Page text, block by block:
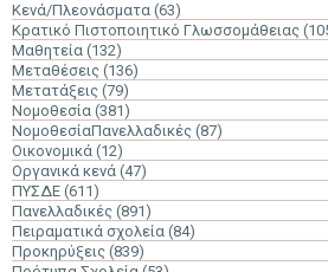
Κενά/Πλεονάσματα (63)
Κρατικό Πιστοποιητικό Γλωσσομάθειας
Μαθητεία (132)
Μεταθέσεις (136)
Μετατάξεις (79)
Νομοθεσία (381)
ΝομοθεσίαΠανελλαδικές (87)
Οικονομικά (12)
Οργανικά κενά (47)
ΠΥΣΔΕ (611)
Πανελλαδικές (891)
Πειραματικά σχολεία (84)
Προκηρύξεις (839)